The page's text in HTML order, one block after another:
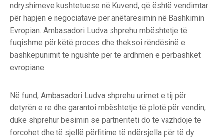
ndryshimeve kushtetuese në Kuvend, që është vendimtar
për hapjen e negociatave për anëtarësimin në Bashkimin
Evropian. Ambasadori Ludva shprehu mbështetje të
fuqishme për këtë proces dhe theksoi rëndësinë e
bashkëpunimit të ngushtë për të ardhmen e përbashkët
evropiane.
Në fund, Ambasadori Ludva shprehu urimet e tij për
detyrën e re dhe garantoi mbështetje të plotë për vendin,
duke shprehur besimin se partneriteti do të vazhdojë të
forcohet dhe të sjellë përfitime të ndërsjella për të dy